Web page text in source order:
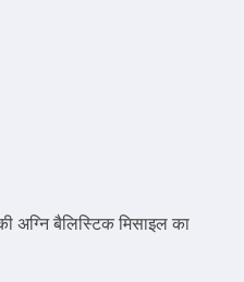
अग्नि बैलिस्टिक मिसाइल का